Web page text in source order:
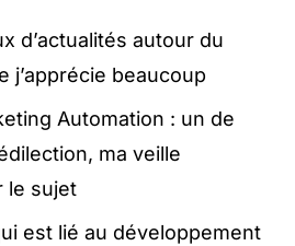
d’actualités autour du
j’apprécie beaucoup
Automation : un de
ma veille
le sujet
est lié au développement